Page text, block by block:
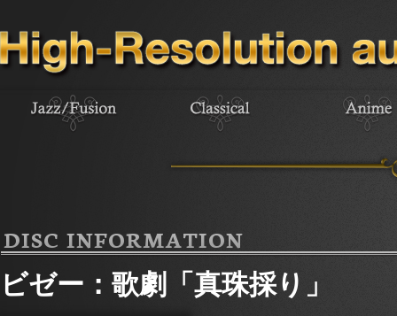
DISC INFORMATION
ビゼー：歌劇「真珠採り」